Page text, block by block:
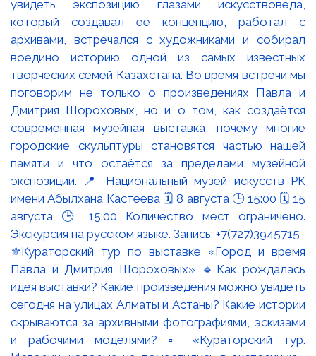
⚜️Кураторский тур по выставке «Город и время
Павла и Дмитрия Шороховых» 🔹Как рождалась
идея выставки? Какие произведения можно увидеть
сегодня на улицах Алматы и Астаны? Какие истории
скрываются за архивными фотографиями, эскизами
и рабочими моделями? ▫️ «Кураторский тур.